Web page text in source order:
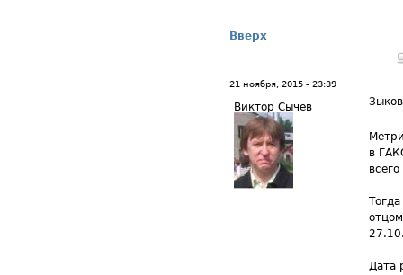
Вверх
21 ноября, 2015 - 23:39
Виктор Сычев
в
Дата